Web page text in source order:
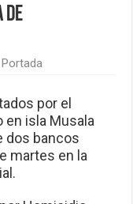
de
Portada
por el
en isla Musala
dos bancos
martes en la